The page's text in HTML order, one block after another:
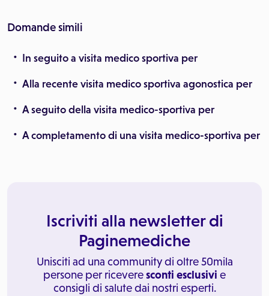
Domande simili
In seguito a visita medico sportiva per
Alla recente visita medico sportiva agonostica per
A seguito della visita medico-sportiva per
A completamento di una visita medico-sportiva per
Iscriviti alla newsletter di
Paginemediche
Unisciti ad una community di oltre 50mila
persone per riceveresconti esclusivi e
consigli di salute dai nostri esperti.